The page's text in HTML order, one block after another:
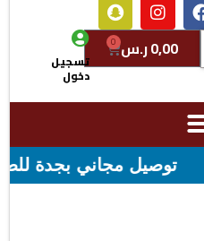
0,00ر.س 0
تسجيل
دخول
توصيل مجاني بجدة للطلبات فوق قيمه ال ١٠٠ ريال - شحن